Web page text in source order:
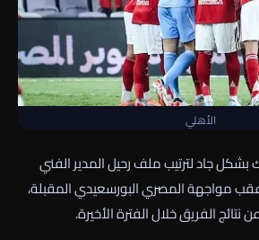
الأهلي
بشكل جاد لترتيب ملف رحيل المدير الفني
مواجهةالمصري البورسعيديالمقبلة،
الفريق خلال الفترة الأخيرة.